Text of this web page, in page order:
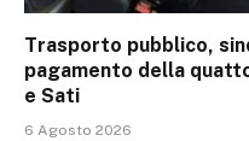
Trasporto pubblico,
pagamento della
e Sati
6 Agosto 2026